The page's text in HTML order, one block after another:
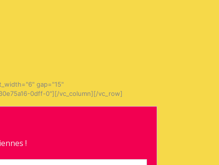
gap="15"
0dff-0"][/vc_column][/vc_row]